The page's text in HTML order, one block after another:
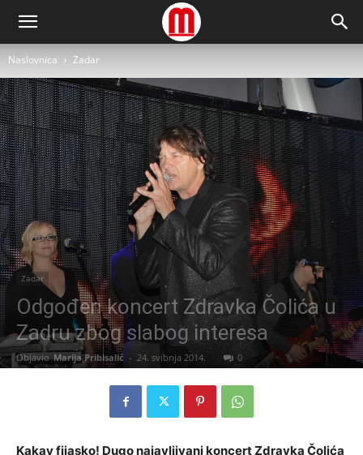
Naslovnica Zadar
Zadar
Odgođen koncert Zdravka Čolića u
Zadru zbog slabog interesa
Objavio Marija Pribisalić - 24. svibnja 2014. 0
Kakav fijasko! Dugo najavljivani koncert Zdravka Čolića